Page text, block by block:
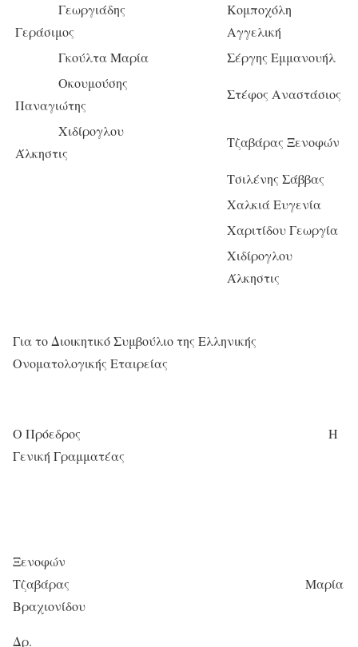
Γεωργιάδης
Γεράσιμος
Κομποχόλη
Αγγελική
Γκούλτα Μαρία
Σέργης Εμμανουήλ
Οκουμούσης
Παναγιώτης
Στέφος Αναστάσιος
Χιδίρογλου
Άλκηστις
Τζαβάρας Ξενοφών
Τσιλένης Σάββας
Χαλκιά Ευγενία
Χαριτίδου Γεωργία
Χιδίρογλου
Άλκηστις
Για το Διοικητικό Συμβούλιο της Ελληνικής
Ονοματολογικής Εταιρείας
Ο Πρόεδρος Η
Γενική Γραμματέας
Ξενοφών
Τζαβάρας Μαρία
Βραχιονίδου
Δρ.